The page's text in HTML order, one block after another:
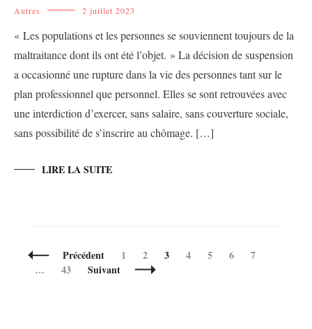
Autres 2 juillet 2023
« Les populations et les personnes se souviennent toujours de la
maltraitance dont ils ont été l’objet. » La décision de suspension
a occasionné une rupture dans la vie des personnes tant sur le
plan professionnel que personnel. Elles se sont retrouvées avec
une interdiction d’exercer, sans salaire, sans couverture sociale,
sans possibilité de s’inscrire au chômage. […]
LIRE LA SUITE
NavigationPrécédent Page
1 Page
2 Page
3 Page
4 Page
5 Page
6 Page
7
…
Page
43 Suivant